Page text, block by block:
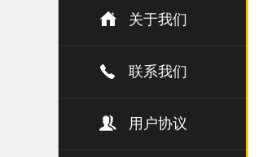
关于我们
联系我们
用户协议